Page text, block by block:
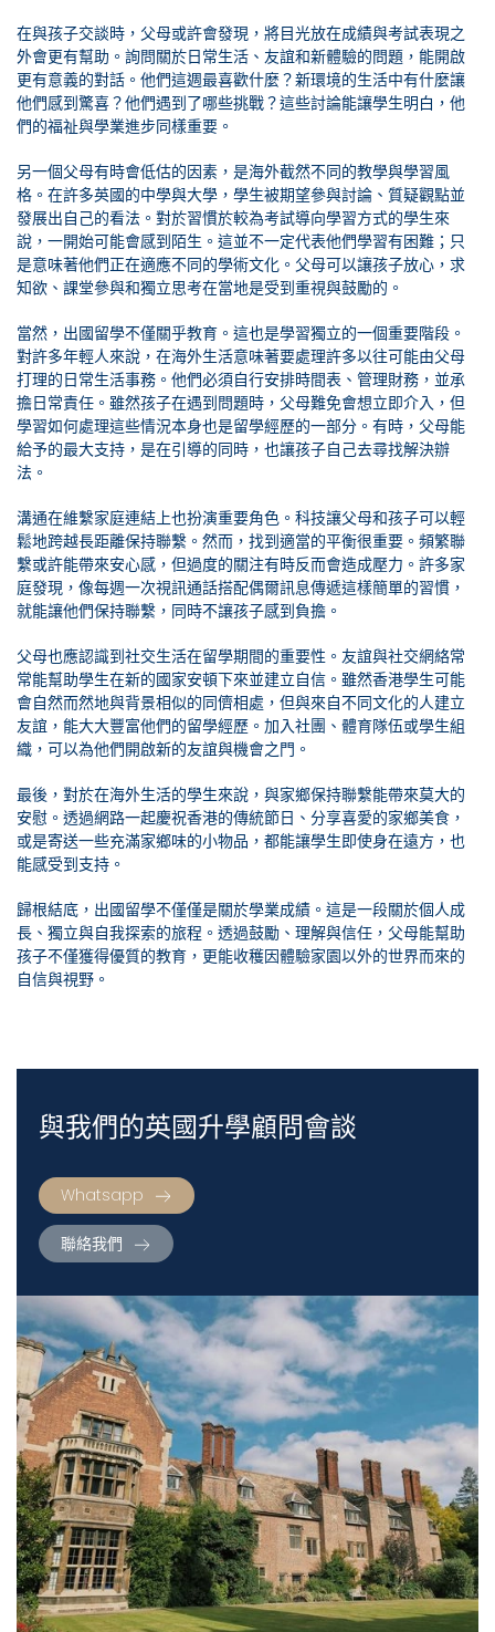
在與孩子交談時，父母或許會發現，將目光放在成績與考試表現之
外會更有幫助。詢問關於日常生活、友誼和新體驗的問題，能開啟
更有意義的對話。他們這週最喜歡什麼？新環境的生活中有什麼讓
他們感到驚喜？他們遇到了哪些挑戰？這些討論能讓學生明白，他
們的福祉與學業進步同樣重要。
另一個父母有時會低估的因素，是海外截然不同的教學與學習風
格。在許多英國的中學與大學，學生被期望參與討論、質疑觀點並
發展出自己的看法。對於習慣於較為考試導向學習方式的學生來
說，一開始可能會感到陌生。這並不一定代表他們學習有困難；只
是意味著他們正在適應不同的學術文化。父母可以讓孩子放心，求
知欲、課堂參與和獨立思考在當地是受到重視與鼓勵的。
當然，出國留學不僅關乎教育。這也是學習獨立的一個重要階段。
對許多年輕人來說，在海外生活意味著要處理許多以往可能由父母
打理的日常生活事務。他們必須自行安排時間表、管理財務，並承
擔日常責任。雖然孩子在遇到問題時，父母難免會想立即介入，但
學習如何處理這些情況本身也是留學經歷的一部分。有時，父母能
給予的最大支持，是在引導的同時，也讓孩子自己去尋找解決辦
法。
溝通在維繫家庭連結上也扮演重要角色。科技讓父母和孩子可以輕
鬆地跨越長距離保持聯繫。然而，找到適當的平衡很重要。頻繁聯
繫或許能帶來安心感，但過度的關注有時反而會造成壓力。許多家
庭發現，像每週一次視訊通話搭配偶爾訊息傳遞這樣簡單的習慣，
就能讓他們保持聯繫，同時不讓孩子感到負擔。
父母也應認識到社交生活在留學期間的重要性。友誼與社交網絡常
常能幫助學生在新的國家安頓下來並建立自信。雖然香港學生可能
會自然而然地與背景相似的同儕相處，但與來自不同文化的人建立
友誼，能大大豐富他們的留學經歷。加入社團、體育隊伍或學生組
織，可以為他們開啟新的友誼與機會之門。
最後，對於在海外生活的學生來說，與家鄉保持聯繫能帶來莫大的
安慰。透過網路一起慶祝香港的傳統節日、分享喜愛的家鄉美食，
或是寄送一些充滿家鄉味的小物品，都能讓學生即使身在遠方，也
能感受到支持。
歸根結底，出國留學不僅僅是關於學業成績。這是一段關於個人成
長、獨立與自我探索的旅程。透過鼓勵、理解與信任，父母能幫助
孩子不僅獲得優質的教育，更能收穫因體驗家園以外的世界而來的
自信與視野。
與我們的英國升學顧問會談
Whatsapp
聯絡我們